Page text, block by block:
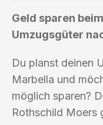
Geld sparen
Umzugsgüter
Du planst deinen
Marbella und
möglich sparen?
Rothschild Moers